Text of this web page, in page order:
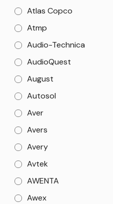
Atlas Copco
Atmp
Audio-Technica
AudioQuest
August
Autosol
Aver
Avers
Avery
Avtek
AWENTA
Awex